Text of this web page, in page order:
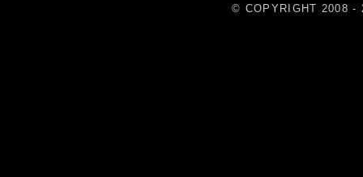
© COPYRIGHT 2008